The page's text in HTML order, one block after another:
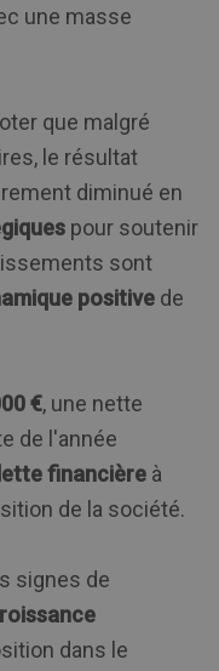
une masse
que malgré
le résultat
diminué en
pour soutenir
sont
positive de
€, une nette
de l'année
financière à
de la société.
signes de
dans le